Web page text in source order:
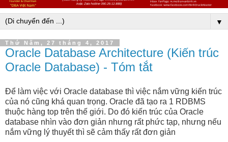
▼
Thứ Năm, 27 tháng 4, 2017
Oracle Database Architecture (Kiến trúc
Oracle Database) - Tóm tắt
Để làm việc với Oracle database thì việc nắm vững kiến trúc
của nó cũng khá quan trọng. Oracle đã tạo ra 1 RDBMS
thuộc hàng top trên thế giới. Do đó kiến trúc của Oracle
database nhìn vào đơn giản nhưng rất phức tạp, nhưng nếu
nắm vững lý thuyết thì sẽ cảm thấy rất đơn giản